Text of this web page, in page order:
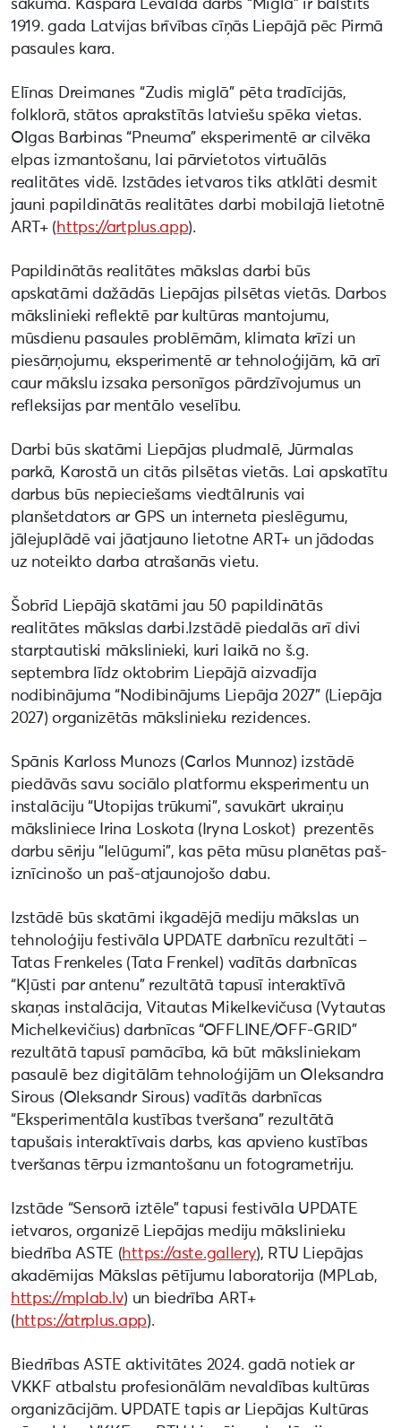
sākumā. Kaspara Lēvalda darbs “Migla” ir balstīts
1919. gada Latvijas brīvības cīņās Liepājā pēc Pirmā
pasaules kara.
Elīnas Dreimanes “Zudis miglā” pēta tradīcijās,
folklorā, stātos aprakstītās latviešu spēka vietas.
Olgas Barbinas “Pneuma” eksperimentē ar cilvēka
elpas izmantošanu, lai pārvietotos virtuālās
realitātes vidē. Izstādes ietvaros tiks atklāti desmit
jauni papildinātās realitātes darbi mobilajā lietotnē
ART+ (https://artplus.app).
Papildinātās realitātes mākslas darbi būs
apskatāmi dažādās Liepājas pilsētas vietās. Darbos
mākslinieki reflektē par kultūras mantojumu,
mūsdienu pasaules problēmām, klimata krīzi un
piesārņojumu, eksperimentē ar tehnoloģijām, kā arī
caur mākslu izsaka personīgos pārdzīvojumus un
refleksijas par mentālo veselību.
Darbi būs skatāmi Liepājas pludmalē, Jūrmalas
parkā, Karostā un citās pilsētas vietās. Lai apskatītu
darbus būs nepieciešams viedtālrunis vai
planšetdators ar GPS un interneta pieslēgumu,
jālejuplādē vai jāatjauno lietotne ART+ un jādodas
uz noteikto darba atrašanās vietu.
Šobrīd Liepājā skatāmi jau 50 papildinātās
realitātes mākslas darbi.Izstādē piedalās arī divi
starptautiski mākslinieki, kuri laikā no š.g.
septembra līdz oktobrim Liepājā aizvadīja
nodibinājuma “Nodibinājums Liepāja 2027” (Liepāja
2027) organizētās mākslinieku rezidences.
Spānis Karloss Munozs (Carlos Munnoz) izstādē
piedāvās savu sociālo platformu eksperimentu un
instalāciju “Utopijas trūkumi”, savukārt ukraiņu
māksliniece Irina Loskota (Iryna Loskot) prezentēs
darbu sēriju “Ielūgumi”, kas pēta mūsu planētas paš-
iznīcinošo un paš-atjaunojošo dabu.
Izstādē būs skatāmi ikgadējā mediju mākslas un
tehnoloģiju festivāla UPDATE darbnīcu rezultāti –
Tatas Frenkeles (Tata Frenkel) vadītās darbnīcas
“Kļūsti par antenu” rezultātā tapusī interaktīvā
skaņas instalācija, Vitautas Mikelkevičusa (Vytautas
Michelkevičius) darbnīcas “OFFLINE/OFF-GRID”
rezultātā tapusī pamācība, kā būt māksliniekam
pasaulē bez digitālām tehnoloģijām un Oleksandra
Sirous (Oleksandr Sirous) vadītās darbnīcas
“Eksperimentāla kustības tveršana” rezultātā
tapušais interaktīvais darbs, kas apvieno kustības
tveršanas tērpu izmantošanu un fotogrametriju.
Izstāde “Sensorā iztēle” tapusi festivāla UPDATE
ietvaros, organizē Liepājas mediju mākslinieku
biedrība ASTE (https://aste.gallery), RTU Liepājas
akadēmijas Mākslas pētījumu laboratorija (MPLab,
https://mplab.lv) un biedrība ART+
(https://atrplus.app).
Biedrības ASTE aktivitātes 2024. gadā notiek ar
VKKF atbalstu profesionālām nevaldības kultūras
organizācijām. UPDATE tapis ar Liepājas Kultūras